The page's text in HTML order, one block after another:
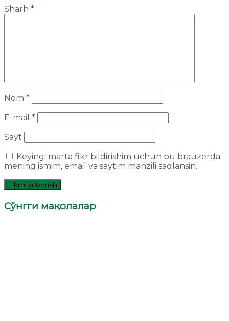
Sharh *
Nom *
E-mail *
Sayt
Keyingi marta fikr bildirishim uchun bu brauzerda
mening ismim, email va saytim manzili saqlansin.
Сўнгги мақолалар